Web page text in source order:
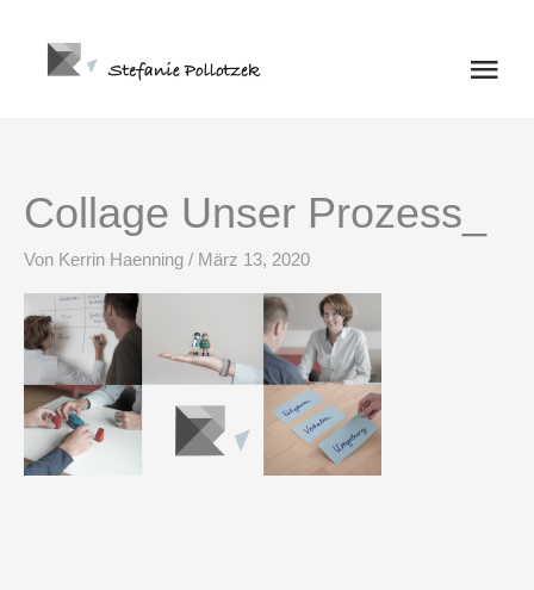
springen
Collage Unser Prozess_
Von Kerrin Haenning / März 13, 2020